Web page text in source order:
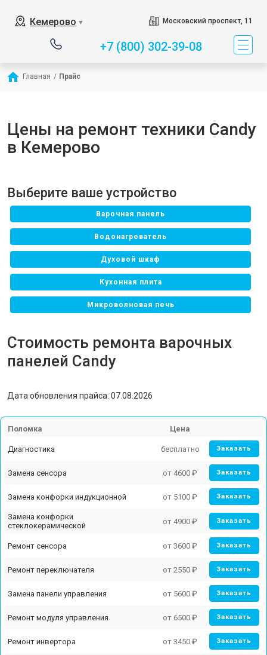
Кемерово ▼ Московский проспект, 11
+7 (800) 302-39-08
Главная / Прайс
Цены на ремонт техники Candy
в Кемерово
Выберите ваше устройство
Варочная панель
Водонагреватель
Духовой шкаф
Кухонная плита
Микроволновая печь
Стиральная машина
Телевизор
Сушильная машина
Стоимость ремонта варочных
панелей Candy
Дата обновления прайса: 07.08.2026
Поломка Цена
Диагностика бесплатно Заказать
Замена сенсора от 4600 ₽ Заказать
Замена конфорки индукционной от 5100 ₽ Заказать
Замена конфорки
стеклокерамической
от 4900 ₽ Заказать
Ремонт сенсора от 3600 ₽ Заказать
Ремонт переключателя от 2550 ₽ Заказать
Замена панели управления от 5600 ₽ Заказать
Ремонт модуля управления от 6500 ₽ Заказать
Ремонт инвертора от 3450 ₽ Заказать